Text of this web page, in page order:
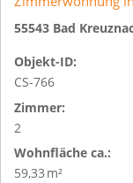
55543 Bad
Objekt-ID:
CS-766
Zimmer:
2
Wohnfläche ca.:
59,33 m²